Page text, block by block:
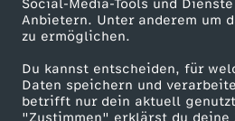
Social-Media-Tools und
Anbietern. Unter anderem um
zu ermöglichen.
Du kannst entscheiden, für
Daten speichern und
betrifft nur dein aktuell
"Zustimmen" erklärst du deine
R
t
r
Karriere
ZDF goes Schule
Werbefernsehen